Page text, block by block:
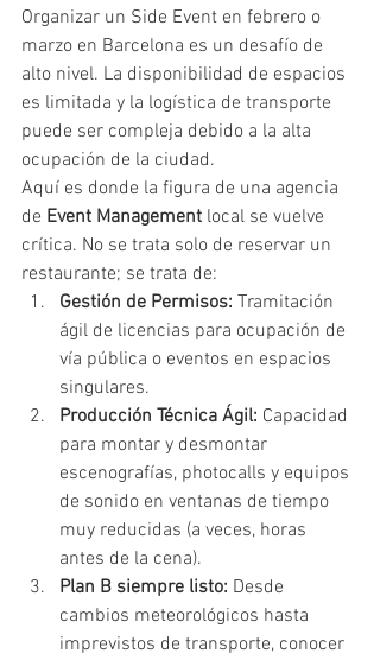
Organizar un Side Event en febrero o
marzo en Barcelona es un desafío de
alto nivel. La disponibilidad de espacios
es limitada y la logística de transporte
puede ser compleja debido a la alta
ocupación de la ciudad.
Aquí es donde la figura de una agencia
de Event Management local se vuelve
crítica. No se trata solo de reservar un
restaurante; se trata de:
Gestión de Permisos: Tramitación
ágil de licencias para ocupación de
vía pública o eventos en espacios
singulares.
Producción Técnica Ágil: Capacidad
para montar y desmontar
escenografías, photocalls y equipos
de sonido en ventanas de tiempo
muy reducidas (a veces, horas
antes de la cena).
Plan B siempre listo: Desde
cambios meteorológicos hasta
imprevistos de transporte, conocer